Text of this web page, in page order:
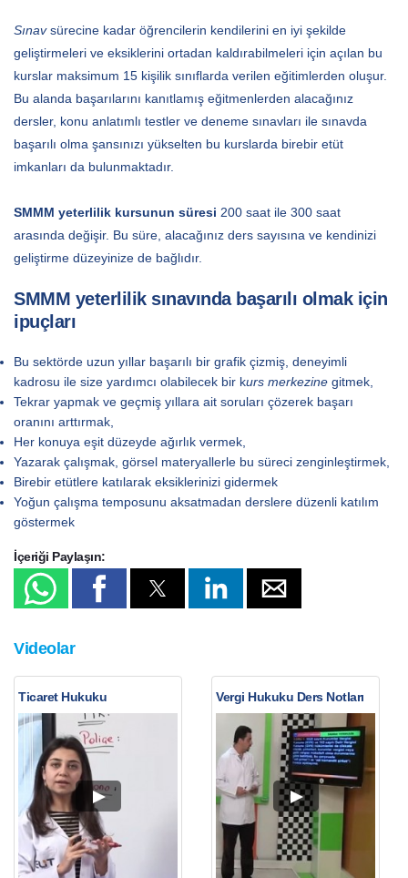
Sınavsürecine kadar öğrencilerin kendilerini en iyi şekilde
geliştirmeleri ve eksiklerini ortadan kaldırabilmeleri için açılan bu
kurslar maksimum 15 kişilik sınıflarda verilen eğitimlerden oluşur.
Bu alanda başarılarını kanıtlamış eğitmenlerden alacağınız
dersler, konu anlatımlı testler ve deneme sınavları ile sınavda
başarılı olma şansınızı yükselten bu kurslarda birebir etüt
imkanları da bulunmaktadır.
SMMM yeterlilik kursunun süresi 200 saat ile 300 saat
arasında değişir. Bu süre, alacağınız ders sayısına ve kendinizi
geliştirme düzeyinize de bağlıdır.
SMMM yeterlilik sınavında başarılı olmak için
ipuçları
Bu sektörde uzun yıllar başarılı bir grafik çizmiş, deneyimli
kadrosu ile size yardımcı olabilecek bir kurs merkezine gitmek,
Tekrar yapmak ve geçmiş yıllara ait soruları çözerek başarı
oranını arttırmak,
Her konuya eşit düzeyde ağırlık vermek,
Yazarak çalışmak, görsel materyallerle bu süreci zenginleştirmek,
Birebir etütlere katılarak eksiklerinizi gidermek
Yoğun çalışma temposunu aksatmadan derslere düzenli katılım
göstermek
İçeriği Paylaşın:
Videolar
Ticaret Hukuku Vergi Hukuku Ders Notları